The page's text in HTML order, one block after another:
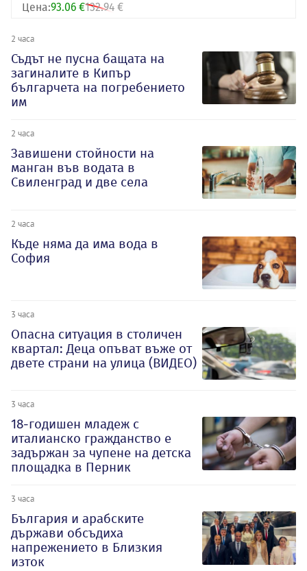
Цена:93.06 €132.94 €
2 часа
Съдът не пусна бащата на
загиналите в Кипър
българчета на погребението
им
2 часа
Завишени стойности на
манган във водата в
Свиленград и две села
2 часа
Къде няма да има вода в
София
3 часа
Опасна ситуация в столичен
квартал: Деца опъват въже от
двете страни на улица (ВИДЕО)
3 часа
18-годишен младеж с
италианско гражданство е
задържан за чупене на детска
площадка в Перник
3 часа
България и арабските
държави обсъдиха
напрежението в Близкия
изток